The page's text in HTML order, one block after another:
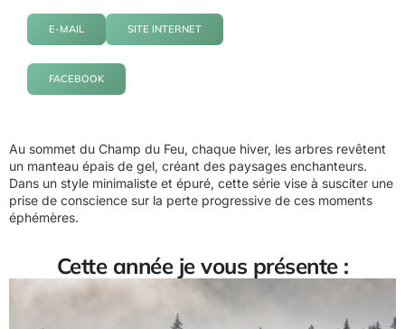
E-MAIL SITE INTERNET
FACEBOOK
Au sommet du Champ du Feu, chaque hiver, les arbres revêtent
un manteau épais de gel, créant des paysages enchanteurs.
Dans un style minimaliste et épuré, cette série vise à susciter une
prise de conscience sur la perte progressive de ces moments
éphémères.
Cette année je vous présente :